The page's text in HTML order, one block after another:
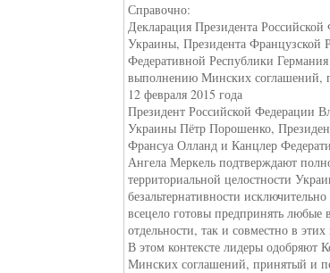
Справочно:
Декларация Президента
Украины, Президента Французской
Федеративной Республики
выполнению Минских соглашений,
12 февраля 2015 года
Президент Российской Федерации
Украины Пётр Порошенко,
Франсуа Олланд и Канцлер
Ангела Меркель подтверждают
территориальной целостности
безальтернативности
всецело готовы предпринять
отдельности, так и совместно в этих
В этом контексте лидеры
Минских соглашений, принятый и